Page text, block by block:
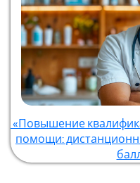
«Повышение
помощи: